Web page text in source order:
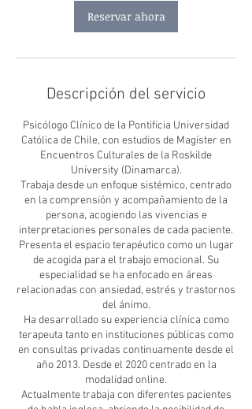
Reservar ahora
Descripción del servicio
Psicólogo Clínico de la Pontificia Universidad
Católica de Chile, con estudios de Magíster en
Encuentros Culturales de la Roskilde
University (Dinamarca).
Trabaja desde un enfoque sistémico, centrado
en la comprensión y acompañamiento de la
persona, acogiendo las vivencias e
interpretaciones personales de cada paciente.
Presenta el espacio terapéutico como un lugar
de acogida para el trabajo emocional. Su
especialidad se ha enfocado en áreas
relacionadas con ansiedad, estrés y trastornos
del ánimo.
Ha desarrollado su experiencia clínica como
terapeuta tanto en instituciones públicas como
en consultas privadas continuamente desde el
año 2013. Desde el 2020 centrado en la
modalidad online.
Actualmente trabaja con diferentes pacientes